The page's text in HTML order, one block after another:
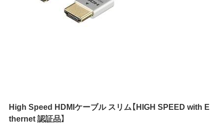
High Speed HDMIケーブル スリム【HIGH SPEED with E
thernet 認証品】